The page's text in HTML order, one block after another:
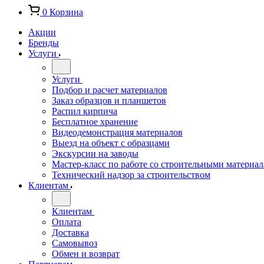
0 Корзина
Акции
Бренды
Услуги
Услуги
Подбор и расчет материалов
Заказ образцов и планшетов
Распил кирпича
Бесплатное хранение
Видеодемонстрация материалов
Выезд на объект с образцами
Экскурсии на заводы
Мастер-класс по работе со строительными
Технический надзор за строительством
Клиентам
Клиентам
Оплата
Доставка
Самовывоз
Обмен и возврат